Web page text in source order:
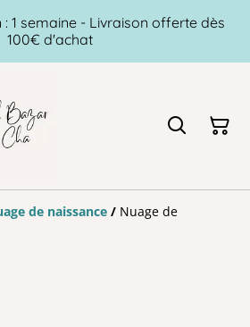
1 semaine - Livraison offerte dès
100€ d'achat
de naissance / Nuage de